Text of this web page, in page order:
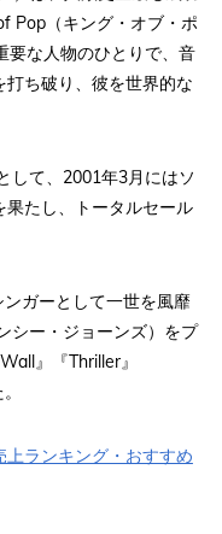
Pop（キング・オブ・ポ
要な人物のひとりで、音
ち破り、彼を世界的な
して、2001年3月にはソ
果たし、トータルセール
ガーとして一世を風靡
シー・ジョーンズ）をプ
』『Thriller』
ランキング・おすすめ